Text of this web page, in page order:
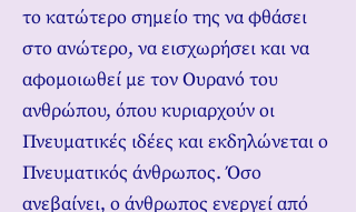
το κατώτερο σημείο της να φθάσει
στο ανώτερο, να εισχωρήσει και να
αφομοιωθεί με τον Ουρανό του
ανθρώπου, όπου κυριαρχούν οι
Πνευματικές ιδέες και εκδηλώνεται ο
Πνευματικός άνθρωπος. Όσο
ανεβαίνει, ο άνθρωπος ενεργεί από